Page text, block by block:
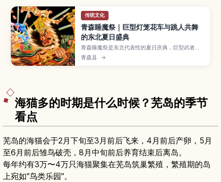
传统文化
青森睡魔祭｜巨型灯笼花车与跳人共舞
的东北夏日盛典
青森睡魔祭是东北代表性的夏日庆典，巨型武者灯
笼花车与「跳人」舞者在街道间穿梭，气氛热烈。
本文介绍祭典的举办时间与每日流程、观赏路线与
青森县 →
海猫多的时期是什么时候？芜岛的季节
看点
芜岛的海猫会于2月下旬至3月前后飞来，4月前后产卵，5月
至6月前后雏鸟破壳，8月中旬前后养育结束后离岛。
每年约有3万〜4万只海猫聚集在芜岛筑巢繁殖，繁殖期的岛
上宛如"鸟类乐园"。